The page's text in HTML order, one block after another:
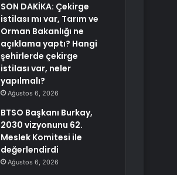
SON DAKİKA: Çekirge
istilası mı var, Tarım ve
Orman Bakanlığı ne
açıklama yaptı? Hangi
şehirlerde çekirge
istilası var, neler
yapılmalı?
Ağustos 6, 2026
BTSO Başkanı Burkay,
2030 vizyonunu 62.
Meslek Komitesi ile
değerlendirdi
Ağustos 6, 2026